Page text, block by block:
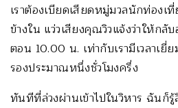
เราต้องเบียดเสียดหมู่มวลนักท่องเที่
ข้างใน แว่วเสียงคุณวิวแจ้งว่าให้กลั
ตอน 10.00 น. เท่ากับเรามีเวลาเยี่
รองประมาณหนึ่งชั่วโมงครึ่ง
ทันทีที่ล่วงผ่านเข้าไปในวิหาร ฉันก็